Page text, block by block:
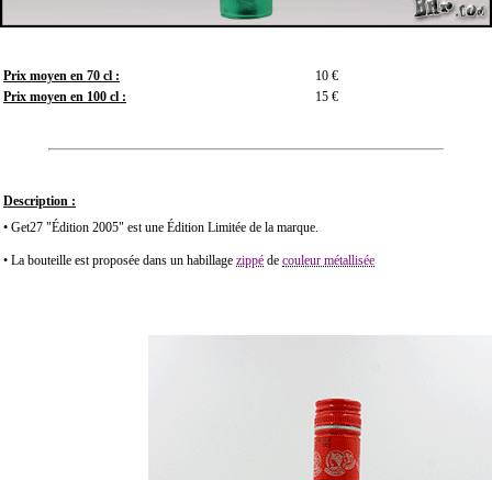
Prix moyen en 70 cl :
10 €
Prix moyen en 100 cl :
15 €
Description :
• Get27 "Édition 2005" est une Édition Limitée de la marque.
• La bouteille est proposée dans un habillage zippé de couleur métallisée